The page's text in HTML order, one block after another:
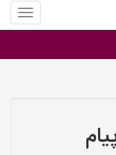
منوی
سایت
خیریه